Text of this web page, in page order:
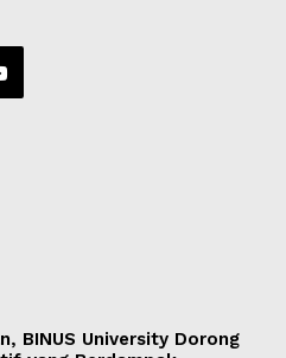
BINUS University Dorong